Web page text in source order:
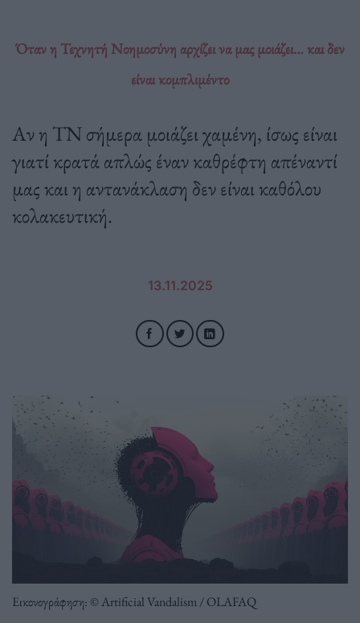
Όταν η Τεχνητή Νοημοσύνη αρχίζει να μας μοιάζει… και δεν
είναι κομπλιμέντο
Αν η ΤΝ σήμερα μοιάζει χαμένη, ίσως είναι
γιατί κρατά απλώς έναν καθρέφτη απέναντί
μας και η αντανάκλαση δεν είναι καθόλου
κολακευτική.
13.11.2025
Εικονογράφηση: © Artificial Vandalism / OLAFAQ